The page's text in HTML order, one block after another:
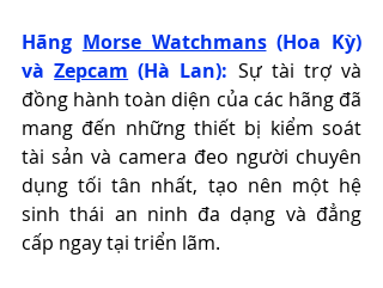
Hãng Morse Watchmans (Hoa Kỳ)
và Zepcam (Hà Lan): Sự tài trợ và
đồng hành toàn diện của các hãng đã
mang đến những thiết bị kiểm soát
tài sản và camera đeo người chuyên
dụng tối tân nhất, tạo nên một hệ
sinh thái an ninh đa dạng và đẳng
cấp ngay tại triển lãm.